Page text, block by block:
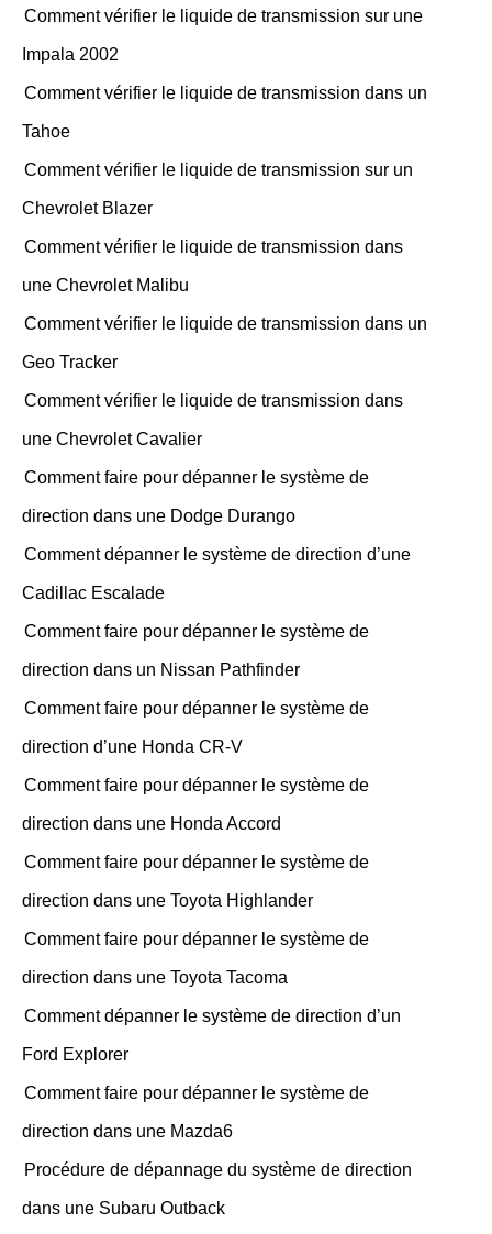
Comment vérifier le liquide de transmission sur une
Impala 2002
Comment vérifier le liquide de transmission dans un
Tahoe
Comment vérifier le liquide de transmission sur un
Chevrolet Blazer
Comment vérifier le liquide de transmission dans
une Chevrolet Malibu
Comment vérifier le liquide de transmission dans un
Geo Tracker
Comment vérifier le liquide de transmission dans
une Chevrolet Cavalier
Comment faire pour dépanner le système de
direction dans une Dodge Durango
Comment dépanner le système de direction d’une
Cadillac Escalade
Comment faire pour dépanner le système de
direction dans un Nissan Pathfinder
Comment faire pour dépanner le système de
direction d’une Honda CR-V
Comment faire pour dépanner le système de
direction dans une Honda Accord
Comment faire pour dépanner le système de
direction dans une Toyota Highlander
Comment faire pour dépanner le système de
direction dans une Toyota Tacoma
Comment dépanner le système de direction d’un
Ford Explorer
Comment faire pour dépanner le système de
direction dans une Mazda6
Procédure de dépannage du système de direction
dans une Subaru Outback